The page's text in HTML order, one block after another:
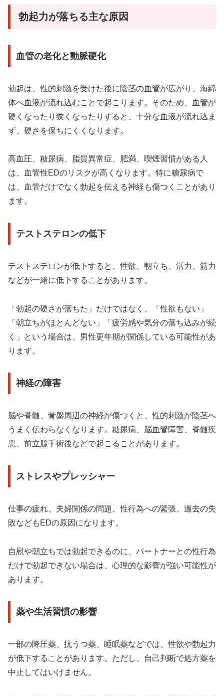
勃起力が落ちる主な原因
血管の老化と動脈硬化
勃起は、性的刺激を受けた後に陰茎の血管が広がり、海綿
体へ血液が流れ込むことで起こります。そのため、血管が
硬くなったり狭くなったりすると、十分な血液が流れ込ま
ず、硬さを保ちにくくなります。
高血圧、糖尿病、脂質異常症、肥満、喫煙習慣がある人
は、血管性EDのリスクが高くなります。特に糖尿病で
は、血管だけでなく勃起を伝える神経も傷つくことがあり
ます。
テストステロンの低下
テストステロンが低下すると、性欲、朝立ち、活力、筋力
などが一緒に低下することがあります。
「勃起の硬さが落ちた」だけではなく、「性欲もない」
「朝立ちがほとんどない」「疲労感や気分の落ち込みが続
く」という場合は、男性更年期が関係している可能性があ
ります。
神経の障害
脳や脊髄、骨盤周辺の神経が傷つくと、性的刺激が陰茎へ
うまく伝わらなくなります。糖尿病、脳血管障害、脊髄疾
患、前立腺手術後などで起こることがあります。
ストレスやプレッシャー
仕事の疲れ、夫婦関係の問題、性行為への緊張、過去の失
敗などもEDの原因になります。
自慰や朝立ちでは勃起できるのに、パートナーとの性行為
だけで勃起できない場合は、心理的な影響が強い可能性が
あります。
薬や生活習慣の影響
一部の降圧薬、抗うつ薬、睡眠薬などでは、性欲や勃起力
が低下することがあります。ただし、自己判断で処方薬を
中止してはいけません。